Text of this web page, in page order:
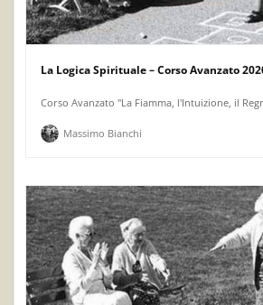
La Logica Spirituale – Corso Avanzato
Corso Avanzato "La Fiamma, l'Intuizione, il
Massimo Bianchi